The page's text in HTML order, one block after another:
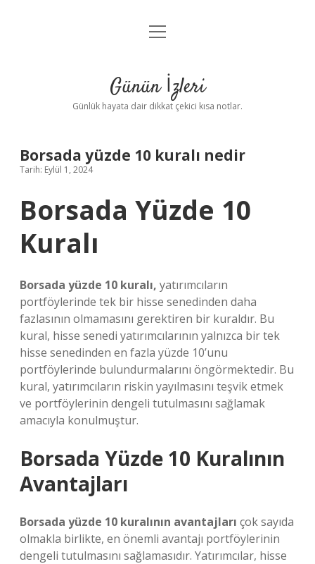
Anasayfa
Yasal Uyarı
menüyü
Günün İzleri
Günlük hayata dair dikkat çekici kısa notlar.
Borsada yüzde 10 kuralı nedir
Tarih: Eylül 1, 2024
Borsada Yüzde 10
Kuralı
Borsada yüzde 10 kuralı, yatırımcıların
portföylerinde tek bir hisse senedinden daha
fazlasının olmamasını gerektiren bir kuraldır. Bu
kural, hisse senedi yatırımcılarının yalnızca bir tek
hisse senedinden en fazla yüzde 10’unu
portföylerinde bulundurmalarını öngörmektedir. Bu
kural, yatırımcıların riskin yayılmasını teşvik etmek
ve portföylerinin dengeli tutulmasını sağlamak
amacıyla konulmuştur.
Borsada Yüzde 10 Kuralının
Avantajları
Borsada yüzde 10 kuralının avantajları çok sayıda
olmakla birlikte, en önemli avantajı portföylerinin
dengeli tutulmasını sağlamasıdır. Yatırımcılar, hisse